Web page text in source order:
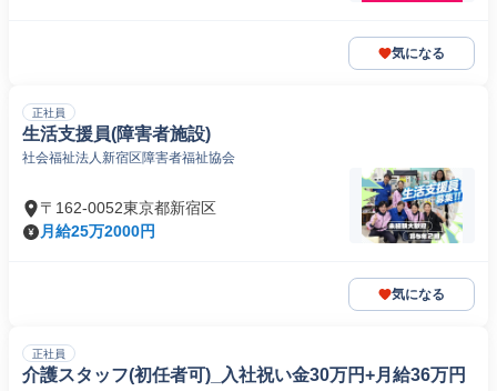
気になる
正社員
生活支援員(障害者施設)
社会福祉法人新宿区障害者福祉協会
〒162-0052東京都新宿区
月給25万2000円
気になる
正社員
介護スタッフ(初任者可)_入社祝い金30万円+月給36万円